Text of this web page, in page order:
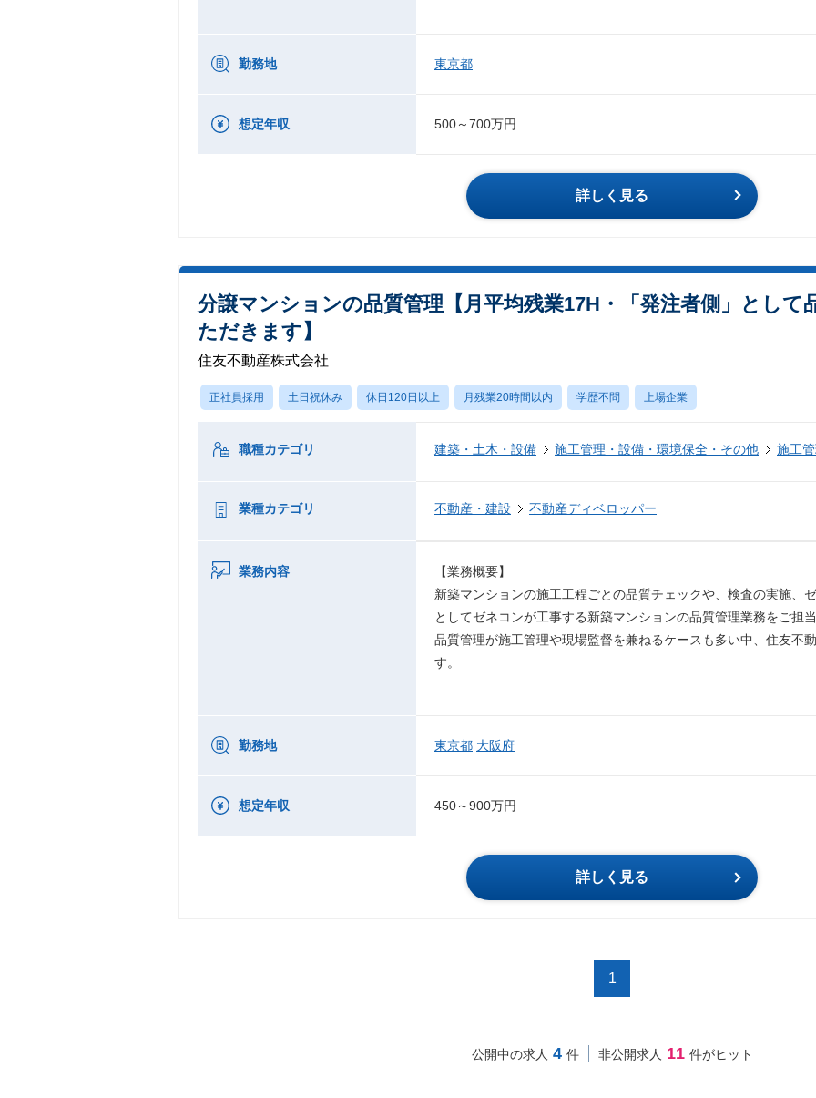
勤務地 東京都
想定年収 500～700万円
詳しく見る
分譲マンションの品質管理【月平均残業17H・「発注者側」として
ただきます】
住友不動産株式会社
正社員採用 土日祝休み 休日120日以上 月残業20時間以内 学歴不問 上場企業
職種カテゴリ 建築・土木・設備 施工管理・設備・環境保全・その他 施工
業種カテゴリ 不動産・建設 不動産ディベロッパー
業務内容
【業務概要】
新築マンションの施工工程ごとの品質チェックや、検査の実施、
としてゼネコンが工事する新築マンションの品質管理業務をご担当
品質管理が施工管理や現場監督を兼ねるケースも多い中、住友不
す。
勤務地 東京都 大阪府
想定年収 450～900万円
詳しく見る
1
公開中の求人 4 件 非公開求人 11 件がヒット